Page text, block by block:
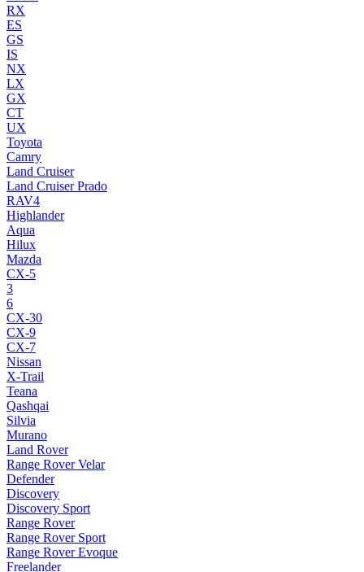
RX
ES
GS
IS
NX
LX
GX
CT
UX
Toyota
Camry
Land Cruiser
Land Cruiser Prado
RAV4
Highlander
Aqua
Hilux
Mazda
CX-5
3
6
CX-30
CX-9
CX-7
Nissan
X-Trail
Teana
Qashqai
Silvia
Murano
Land Rover
Range Rover Velar
Defender
Discovery
Discovery Sport
Range Rover
Range Rover Sport
Range Rover Evoque
Freelander